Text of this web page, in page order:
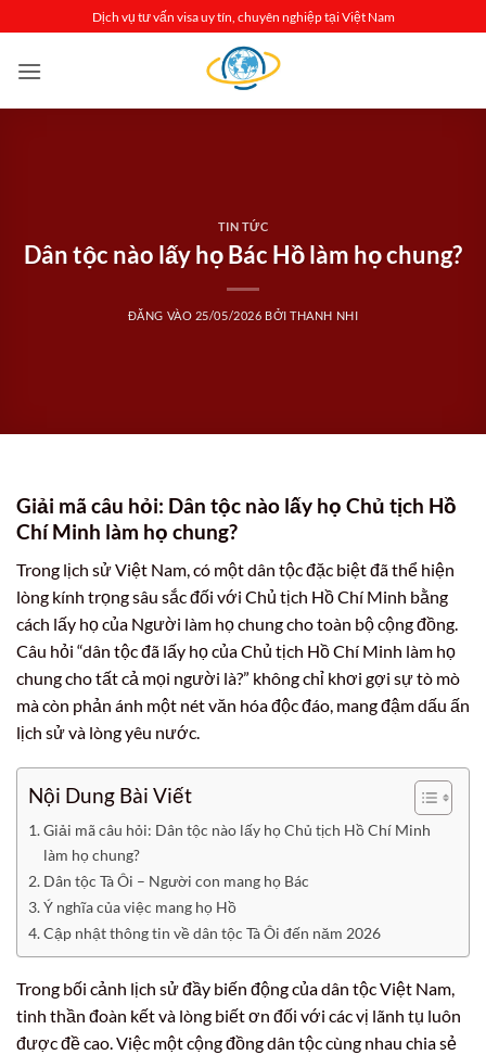
qua
nội
Dịch vụ tư vấn visa uy tín, chuyên nghiệp tại Việt Nam
TIN TỨC
Dân tộc nào lấy họ Bác Hồ làm họ chung?
ĐĂNG VÀO 25/05/2026 BỞITHANH NHI
Giải mã câu hỏi: Dân tộc nào lấy họ Chủ tịch Hồ
Chí Minh làm họ chung?
Trong lịch sử Việt Nam, có một dân tộc đặc biệt đã thể hiện
lòng kính trọng sâu sắc đối với Chủ tịch Hồ Chí Minh bằng
cách lấy họ của Người làm họ chung cho toàn bộ cộng đồng.
Câu hỏi “dân tộc đã lấy họ của Chủ tịch Hồ Chí Minh làm họ
chung cho tất cả mọi người là?” không chỉ khơi gợi sự tò mò
mà còn phản ánh một nét văn hóa độc đáo, mang đậm dấu ấn
lịch sử và lòng yêu nước.
Nội Dung Bài Viết
Giải mã câu hỏi: Dân tộc nào lấy họ Chủ tịch Hồ Chí Minh
làm họ chung?
Dân tộc Tà Ôi – Người con mang họ Bác
Ý nghĩa của việc mang họ Hồ
Cập nhật thông tin về dân tộc Tà Ôi đến năm 2026
Trong bối cảnh lịch sử đầy biến động của dân tộc Việt Nam,
tinh thần đoàn kết và lòng biết ơn đối với các vị lãnh tụ luôn
được đề cao. Việc một cộng đồng dân tộc cùng nhau chia sẻ